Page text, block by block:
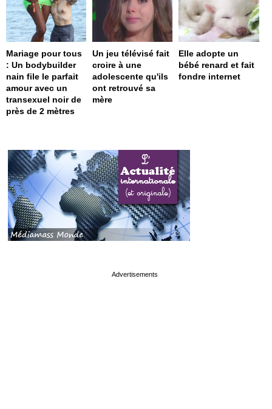
Mariage pour tous
: Un bodybuilder
nain file le parfait
amour avec un
transexuel noir de
près de 2 mètres
Un jeu télévisé fait
croire à une
adolescente qu'ils
ont retrouvé sa
mère
Elle adopte un
bébé renard et fait
fondre internet